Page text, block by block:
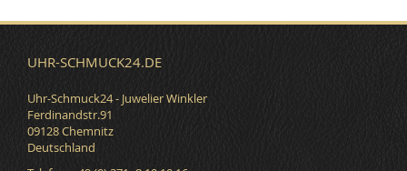
UHR-SCHMUCK24.DE
Uhr-Schmuck24 - Juwelier Winkler
Ferdinandstr.91
09128 Chemnitz
Deutschland